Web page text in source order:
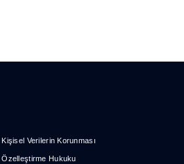
Kişisel Verilerin Korunması
Özelleştirme Hukuku